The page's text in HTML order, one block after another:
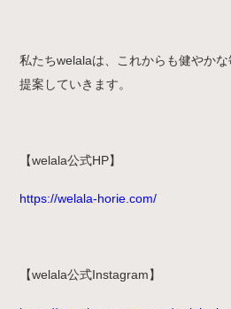
私たちwelalaは、これからも健やか
提案していきます。
【welala公式HP】
https://welala-horie.com/
【welala公式Instagram】